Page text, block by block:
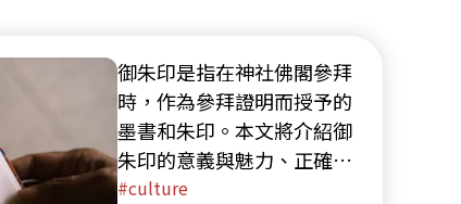
御朱印是指在神社佛閣參拜
時，作為參拜證明而授予的
墨書和朱印。本文將介紹御
朱印的意義與魅力、正確的
獲得方式、禮儀以及人氣神
culture